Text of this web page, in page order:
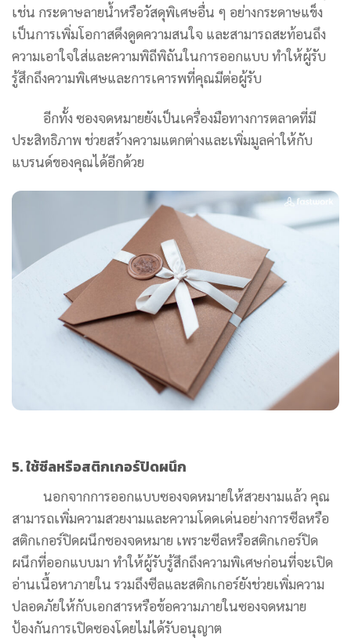
เช่น กระดาษลายน้ำหรือวัสดุพิเศษอื่น ๆ อย่างกระดาษแข็ง
เป็นการเพิ่มโอกาสดึงดูดความสนใจ และสามารถสะท้อนถึง
ความเอาใจใส่และความพิถีพิถันในการออกแบบ ทำให้ผู้รับ
รู้สึกถึงความพิเศษและการเคารพที่คุณมีต่อผู้รับ
อีกทั้ง ซองจดหมายยังเป็นเครื่องมือทางการตลาดที่มี
ประสิทธิภาพ ช่วยสร้างความแตกต่างและเพิ่มมูลค่าให้กับ
แบรนด์ของคุณได้อีกด้วย
5. ใช้ซีลหรือสติกเกอร์ปิดผนึก
นอกจากการออกแบบซองจดหมายให้สวยงามแล้ว คุณ
สามารถเพิ่มความสวยงามและความโดดเด่นอย่างการซีลหรือ
สติกเกอร์ปิดผนึกซองจดหมาย เพราะซีลหรือสติกเกอร์ปิด
ผนึกที่ออกแบบมา ทำให้ผู้รับรู้สึกถึงความพิเศษก่อนที่จะเปิด
อ่านเนื้อหาภายใน รวมถึงซีลและสติกเกอร์ยังช่วยเพิ่มความ
ปลอดภัยให้กับเอกสารหรือข้อความภายในซองจดหมาย
ป้องกันการเปิดซองโดยไม่ได้รับอนุญาต